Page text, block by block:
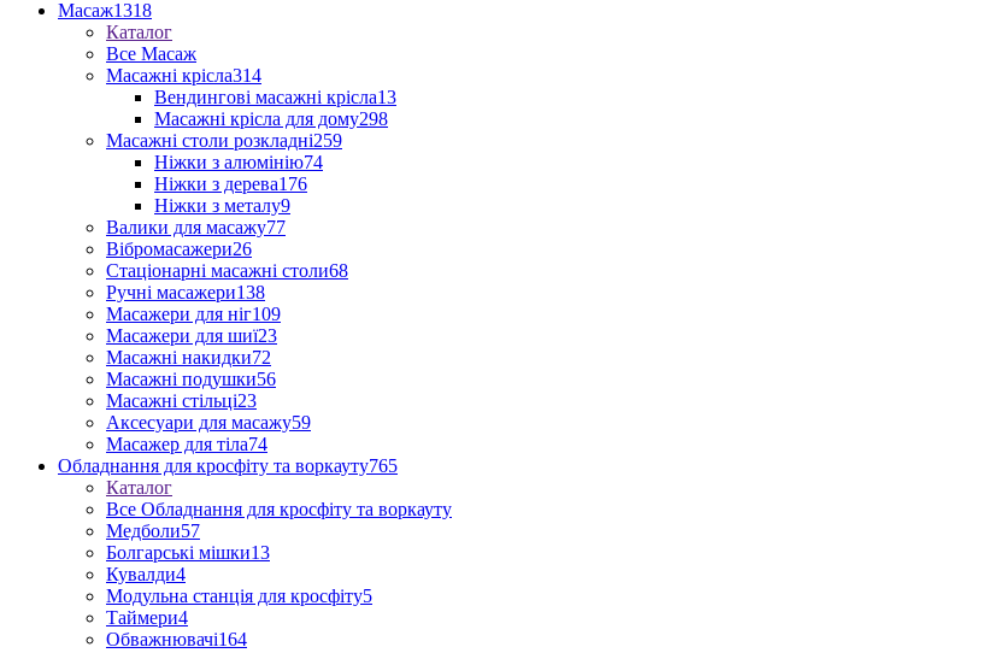
Масаж1318
Каталог
Все Масаж
Масажні крісла314
Вендингові масажні крісла13
Масажні крісла для дому298
Масажні столи розкладні259
Ніжки з алюмінію74
Ніжки з дерева176
Ніжки з металу9
Валики для масажу77
Вібромасажери26
Стаціонарні масажні столи68
Ручні масажери138
Масажери для ніг109
Масажери для шиї23
Масажні накидки72
Масажні подушки56
Масажні стільці23
Аксесуари для масажу59
Масажер для тіла74
Обладнання для кросфіту та воркауту765
Каталог
Все Обладнання для кросфіту та воркауту
Медболи57
Болгарські мішки13
Кувалди4
Модульна станція для кросфіту5
Таймери4
Обважнювачі164